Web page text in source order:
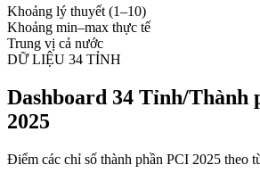
Khoảng lý thuyết (1–10)
Khoảng min–max thực tế
Trung vị cả nước
DỮ LIỆU 34 TỈNH
Dashboard 34 Tỉnh/
2025
Điểm các chỉ số thành phần PCI 2025 theo